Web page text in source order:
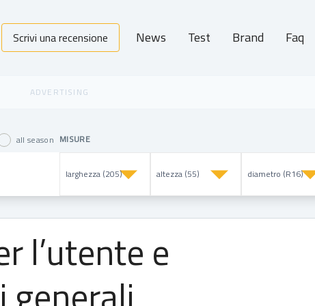
Scrivi una recensione News Test Brand Faq
all season MISURE
l’utente e